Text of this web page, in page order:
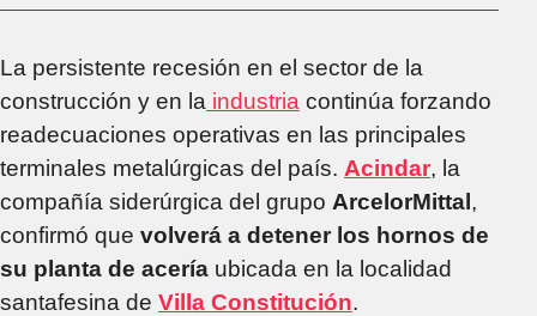
La persistente recesión en el sector de la
construcción y en la industria continúa forzando
readecuaciones operativas en las principales
terminales metalúrgicas del país. Acindar, la
compañía siderúrgica del grupo ArcelorMittal ,
confirmó que volverá a detener los hornos de
su planta de acería ubicada en la localidad
santafesina de Villa Constitución.